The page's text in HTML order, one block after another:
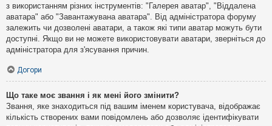
з використанням різних інструментів: "Галерея аватар", "Віддалена
аватара" або "Завантажувана аватара". Від адміністратора форуму
залежить чи дозволені аватари, а також які типи аватар можуть бути
доступні. Якщо ви не можете використовувати аватари, зверніться до
адміністратора для з'ясування причин.
Догори
Що таке моє звання і як мені його змінити?
Звання, яке знаходиться під вашим іменем користувача, відображає
кількість створених вами повідомлень або дозволяє ідентифікувати